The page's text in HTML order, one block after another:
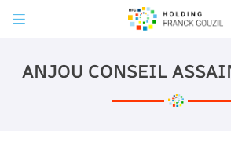

31 route de la Rouchouze
06 30 32 05 48
ANJOU CONSEIL